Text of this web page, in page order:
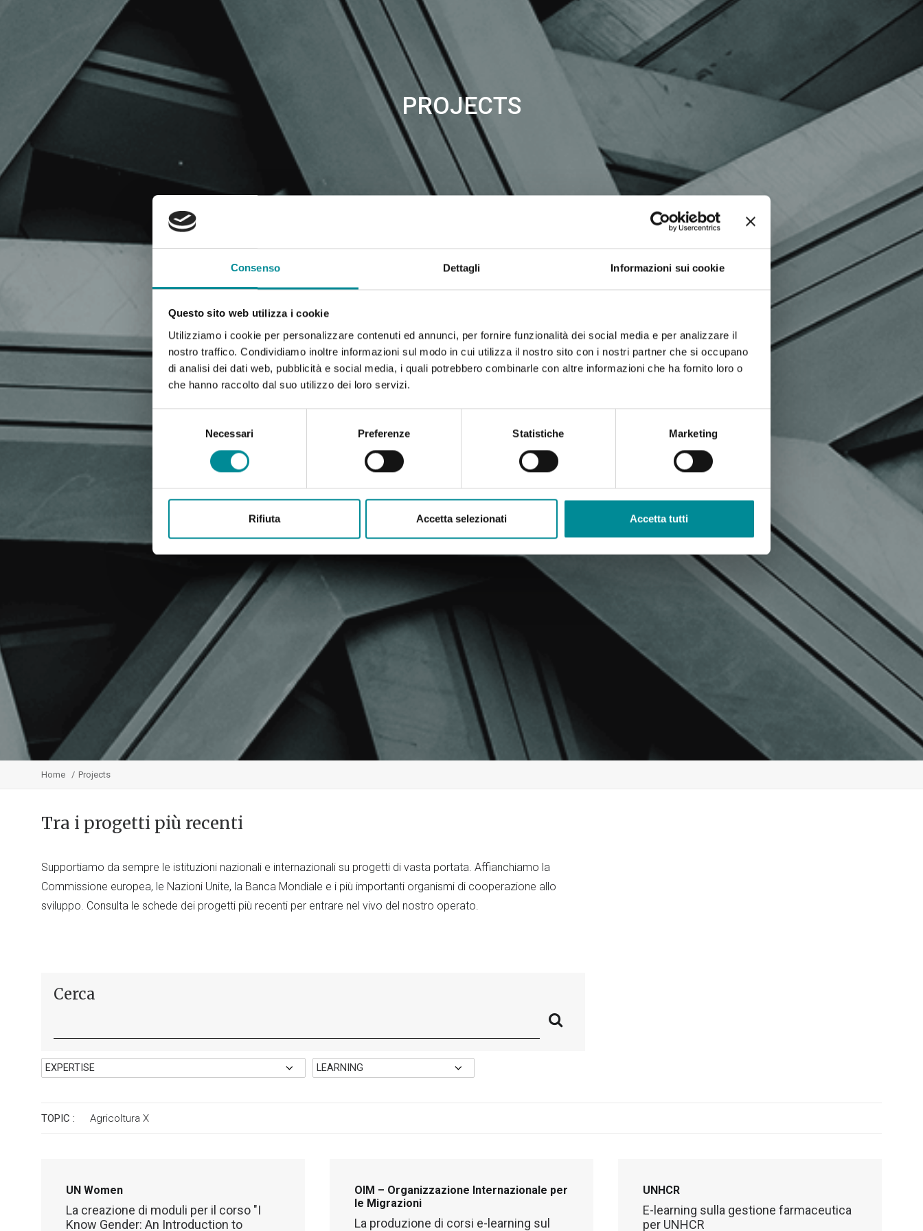
Consenso Dettagli Informazioni sui cookie
Questo sito web utilizza i cookie
Utilizziamo i cookie per personalizzare contenuti ed annunci, per fornire funzionalità dei social media e per analizzare il
nostro traffico. Condividiamo inoltre informazioni sul modo in cui utilizza il nostro sito con i nostri partner che si occupano
di analisi dei dati web, pubblicità e social media, i quali potrebbero combinarle con altre informazioni che ha fornito loro o
che hanno raccolto dal suo utilizzo dei loro servizi.
del
consenso
Necessari Preferenze Statistiche Marketing
Rifiuta Accetta selezionati Accetta tutti
PROJECTS
Home Projects
Tra i progetti più recenti
Supportiamo da sempre le istituzioni nazionali e internazionali su progetti di vasta portata. Affianchiamo la
Commissione europea, le Nazioni Unite, la Banca Mondiale e i più importanti organismi di cooperazione allo
sviluppo. Consulta le schede dei progetti più recenti per entrare nel vivo del nostro operato.
Cerca
TOPIC : Agricoltura X
UN Women
La creazione di moduli per il corso "I
Know Gender: An Introduction to
OIM – Organizzazione Internazionale per
le Migrazioni
La produzione di corsi e-learning sul
UNHCR
E-learning sulla gestione farmaceutica
per UNHCR